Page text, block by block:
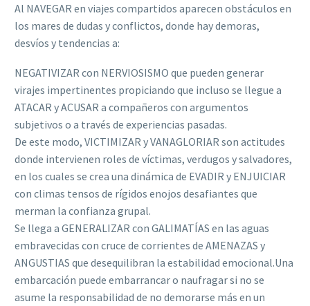
Al NAVEGAR en viajes compartidos aparecen obstáculos en
los mares de dudas y conflictos, donde hay demoras,
desvíos y tendencias a:
NEGATIVIZAR con NERVIOSISMO que pueden generar
virajes impertinentes propiciando que incluso se llegue a
ATACAR y ACUSAR a compañeros con argumentos
subjetivos o a través de experiencias pasadas.
De este modo, VICTIMIZAR y VANAGLORIAR son actitudes
donde intervienen roles de víctimas, verdugos y salvadores,
en los cuales se crea una dinámica de EVADIR y ENJUICIAR
con climas tensos de rígidos enojos desafiantes que
merman la confianza grupal.
Se llega a GENERALIZAR con GALIMATÍAS en las aguas
embravecidas con cruce de corrientes de AMENAZAS y
ANGUSTIAS que desequilibran la estabilidad emocional.Una
embarcación puede embarrancar o naufragar si no se
asume la responsabilidad de no demorarse más en un